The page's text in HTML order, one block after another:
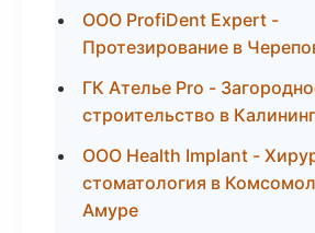
ООО ProfiDent Expert -
Протезирование в
ГК Ателье Pro -
строительство в
ООО Health Implant -
стоматология в
Амуре